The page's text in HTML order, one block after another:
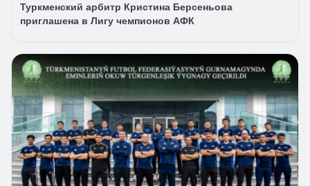
Туркменский арбитр Кристина Берсеньова
приглашена в Лигу чемпионов АФК